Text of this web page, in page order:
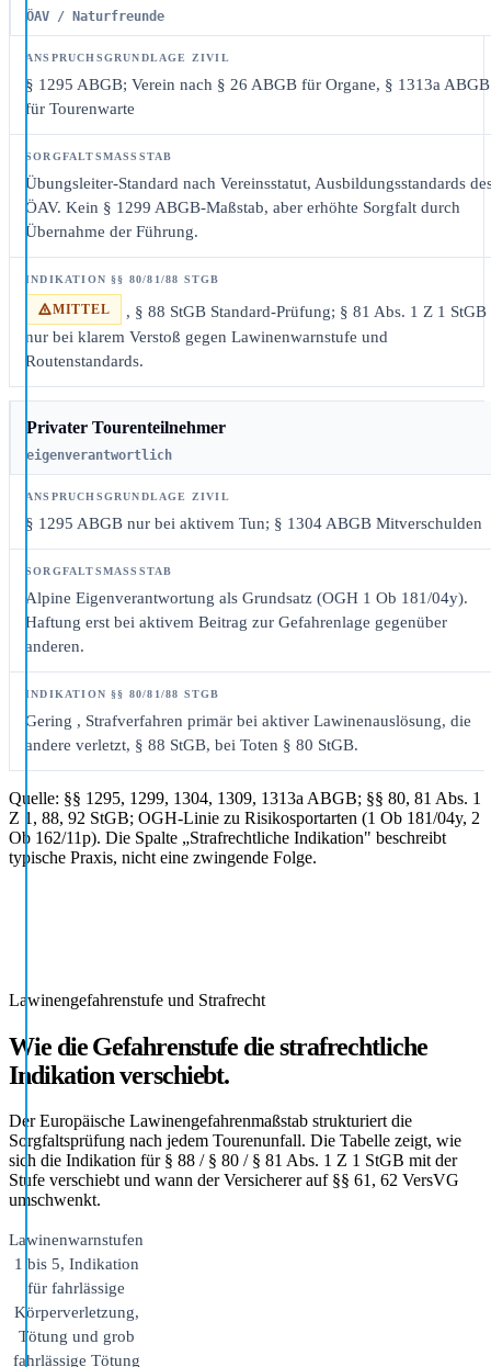
ÖAV / Naturfreunde
§ 1295 ABGB; Verein nach § 26 ABGB für Organe, § 1313a ABGB
für Tourenwarte
Übungsleiter-Standard nach Vereinsstatut, Ausbildungsstandards
ÖAV. Kein § 1299 ABGB-Maßstab, aber erhöhte Sorgfalt durch
Übernahme der Führung.
MITTEL
, § 88 StGB Standard-Prüfung; § 81 Abs. 1 Z 1 StGB
nur bei klarem Verstoß gegen Lawinenwarnstufe und
Routenstandards.
Privater Tourenteilnehmer
eigenverantwortlich
§ 1295 ABGB nur bei aktivem Tun; § 1304 ABGB Mitverschulden
Alpine Eigenverantwortung als Grundsatz (OGH 1 Ob 181/04y).
Haftung erst bei aktivem Beitrag zur Gefahrenlage gegenüber
anderen.
Gering , Strafverfahren primär bei aktiver Lawinenauslösung, die
andere verletzt, § 88 StGB, bei Toten § 80 StGB.
Quelle: §§ 1295, 1299, 1304, 1309, 1313a ABGB; §§ 80, 81 Abs. 1
Z 1, 88, 92 StGB; OGH-Linie zu Risikosportarten (1 Ob 181/04y, 2
Ob 162/11p). Die Spalte „Strafrechtliche Indikation" beschreibt
typische Praxis, nicht eine zwingende Folge.
Lawinengefahrenstufe und Strafrecht
Wie die Gefahrenstufe die strafrechtliche
Indikation verschiebt.
Der Europäische Lawinengefahrenmaßstab strukturiert die
Sorgfaltsprüfung nach jedem Tourenunfall. Die Tabelle zeigt, wie
sich die Indikation für § 88 / § 80 / § 81 Abs. 1 Z 1 StGB mit der
Stufe verschiebt und wann der Versicherer auf §§ 61, 62 VersVG
umschwenkt.
Lawinenwarnstufen
1 bis 5, Indikation
für fahrlässige
Körperverletzung,
Tötung und grob
fahrlässige Tötung